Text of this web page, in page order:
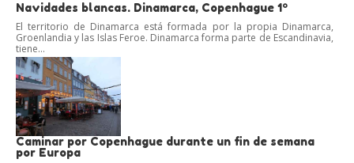
Navidades blancas. Dinamarca, Copenhague 1º
El territorio de Dinamarca está formada por la propia Dinamarca,
Groenlandia y las Islas Feroe. Dinamarca forma parte de Escandinavia,
tiene...
Caminar por Copenhague durante un fin de semana
por Europa